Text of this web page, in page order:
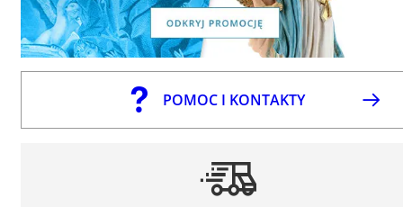
POMOC I KONTAKTY